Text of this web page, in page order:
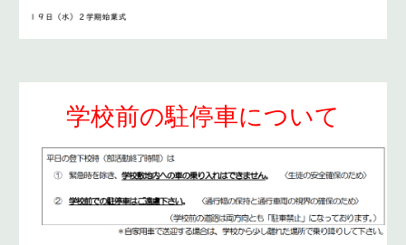
学校前の駐停車について